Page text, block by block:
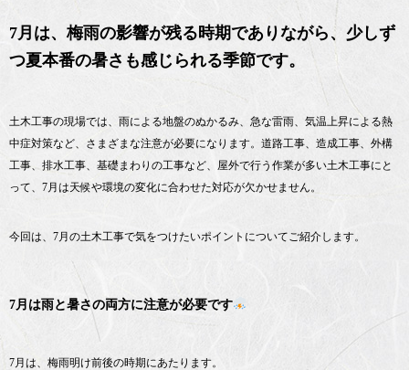
7月は、梅雨の影響が残る時期でありながら、少しず
つ夏本番の暑さも感じられる季節です。
土木工事の現場では、雨による地盤のぬかるみ、急な雷雨、気温上昇による熱
中症対策など、さまざまな注意が必要になります。道路工事、造成工事、外構
工事、排水工事、基礎まわりの工事など、屋外で行う作業が多い土木工事にと
って、7月は天候や環境の変化に合わせた対応が欠かせません。
今回は、7月の土木工事で気をつけたいポイントについてご紹介します。
7月は雨と暑さの両方に注意が必要です
7月は、梅雨明け前後の時期にあたります。